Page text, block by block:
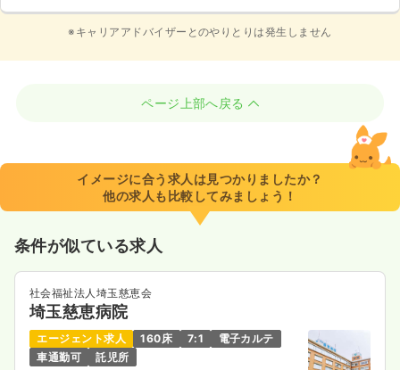
※キャリアアドバイザーとのやりとりは発生しません
ページ上部へ戻る
イメージに合う求人は見つかりましたか？
他の求人も比較してみましょう！
条件が似ている求人
社会福祉法人埼玉慈恵会
埼玉慈恵病院
エージェント求人 160床 7:1
電子カルテ
車通勤可
託児所